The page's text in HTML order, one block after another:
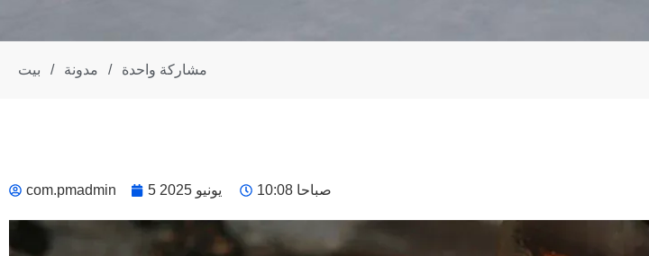
بيت / مدونة / مشاركة واحدة
com.pmadmin